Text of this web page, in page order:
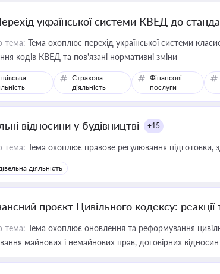
української системи КВЕД до
тема: Тема охоплює перехід української системи
кодів КВЕД та пов'язані нормативні зміни
Страхова
діяльність
Фінансові
послуги
відносини у будівництві +15
тема: Тема охоплює правове регулювання підготовки,
діяльність
проєкт Цивільного кодексу: реакції
тема: Тема охоплює оновлення та реформування
майнових і немайнових прав, договірних